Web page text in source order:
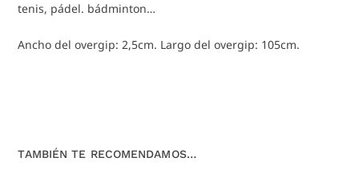
tenis, pádel. bádminton…
Ancho del overgip: 2,5cm. Largo del overgip: 105cm.
TAMBIÉN TE RECOMENDAMOS…